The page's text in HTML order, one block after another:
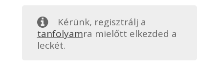
Kérünk, regisztrálj a
tanfolyamra mielőtt elkezded a
leckét.